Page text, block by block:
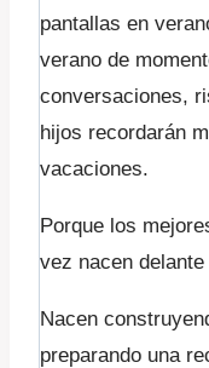
pantallas en
verano de
conversaciones,
hijos recordarán
vacaciones.
Porque los
vez nacen
Nacen
preparando una